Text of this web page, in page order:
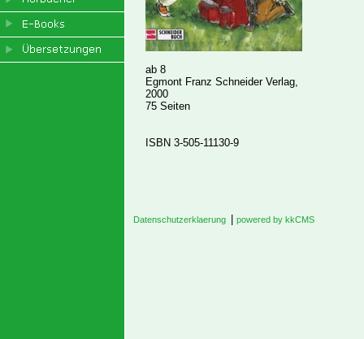
ab 8
Egmont Franz Schneider Verlag,
2000
75 Seiten
ISBN 3-505-11130-9
Datenschutzerklaerung powered by kkCMS